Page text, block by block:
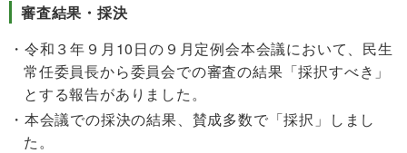
審査結果・採決
令和３年９月10日の９月定例会本会議において、民生
常任委員長から委員会での審査の結果「採択すべき」
とする報告がありました。
本会議での採決の結果、賛成多数で「採択」しまし
た。